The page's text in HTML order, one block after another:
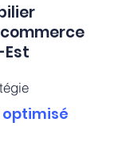
commerce
optimisé